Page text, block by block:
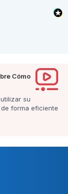
Cómo
su
forma eficiente